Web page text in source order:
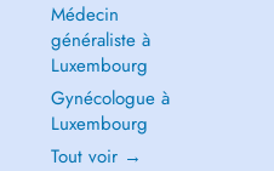
Médecin
généraliste à
Luxembourg
Gynécologue à
Luxembourg
Tout voir →